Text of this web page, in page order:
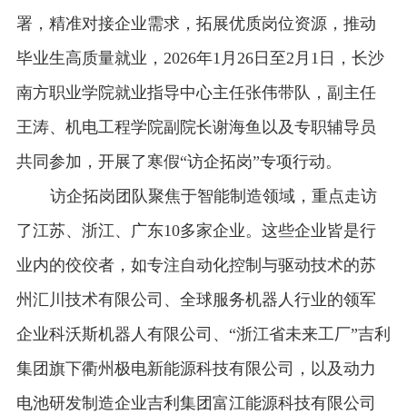
署，精准对接企业需求，拓展优质岗位资源，推动
毕业生高质量就业，2026年1月26日至2月1日，长沙
南方职业学院就业指导中心主任张伟带队，副主任
王涛、机电工程学院副院长谢海鱼以及专职辅导员
共同参加，开展了寒假“访企拓岗”专项行动。
访企拓岗团队聚焦于智能制造领域，重点走访
了江苏、浙江、广东10多家企业。这些企业皆是行
业内的佼佼者，如专注自动化控制与驱动技术的苏
州汇川技术有限公司、全球服务机器人行业的领军
企业科沃斯机器人有限公司、“浙江省未来工厂”吉利
集团旗下衢州极电新能源科技有限公司，以及动力
电池研发制造企业吉利集团富江能源科技有限公司